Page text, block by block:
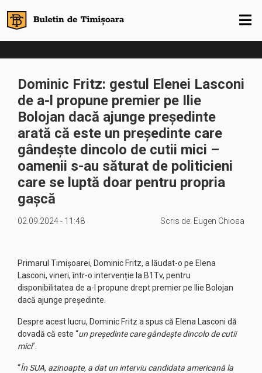
Dominic Fritz: gestul Elenei Lasconi
de a-l propune premier pe Ilie
Bolojan dacă ajunge președinte
arată că este un președinte care
gândește dincolo de cutii mici –
oamenii s-au săturat de politicieni
care se luptă doar pentru propria
gașcă
02.09.2024 - 11:48 Scris de: Eugen Chiosa
Primarul Timișoarei, Dominic Fritz, a lăudat-o pe Elena
Lasconi, vineri, într-o intervenție la B1Tv, pentru
disponibilitatea de a-l propune drept premier pe Ilie Bolojan
dacă ajunge președinte.
Despre acest lucru, Dominic Fritz a spus că Elena Lasconi dă
dovadă că este “un președinte care gândește dincolo de cutii
mici”.
“În SUA, azinoapte, a dat un interviu candidata americană la